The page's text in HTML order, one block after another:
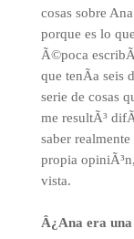
cosas sobre
porque es lo
Ã©poca
que tenÃ­a seis
serie de cosas
me resultÃ³
saber
propia
vista.
Â¿Ana era